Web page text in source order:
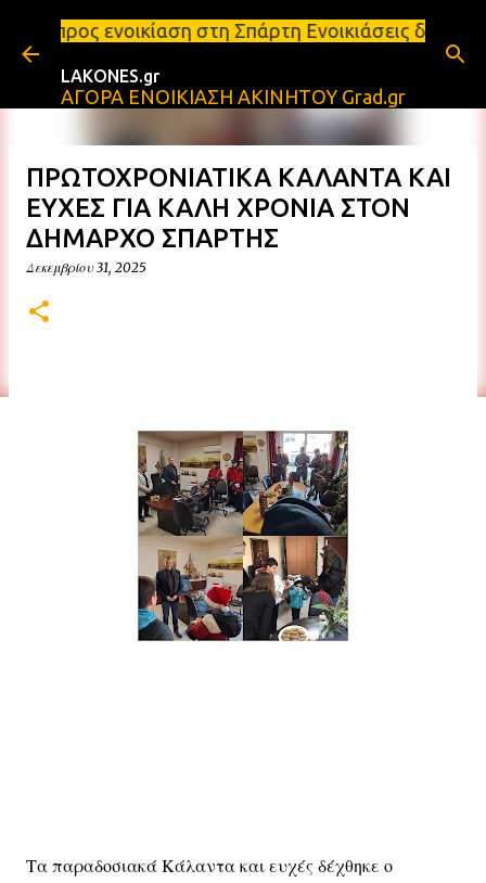
Μετάβαση στο κύριο περιεχόμενο
στη Σπάρτη Ενοικιάσεις διαμερισμάτων
LAKONES.gr
ΑΓΟΡΑ ΕΝΟΙΚΙΑΣΗ ΑΚΙΝΗΤΟΥ Grad.gr
ΠΡΩΤΟΧΡΟΝΙΑΤΙΚΑ ΚΑΛΑΝΤΑ ΚΑΙ
ΕΥΧΕΣ ΓΙΑ ΚΑΛΗ ΧΡΟΝΙΑ ΣΤΟΝ
ΔΗΜΑΡΧΟ ΣΠΑΡΤΗΣ
Δεκεμβρίου 31, 2025
Τα παραδοσιακά Κάλαντα και ευχές δέχθηκε ο